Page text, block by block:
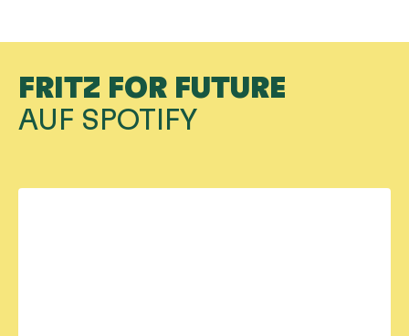
FRITZ FOR FUTURE
AUF SPOTIFY